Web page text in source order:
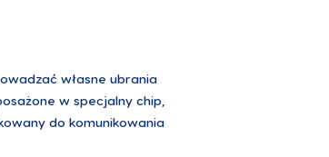
własne ubrania
w specjalny chip,
do komunikowania